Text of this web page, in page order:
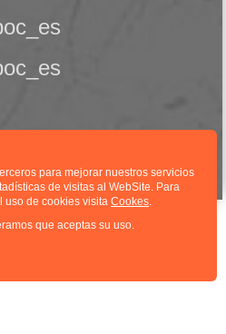
para mejorar nuestros servicios
de visitas al WebSite. Para
uso de cookies visita Cookes.
que aceptas su uso.